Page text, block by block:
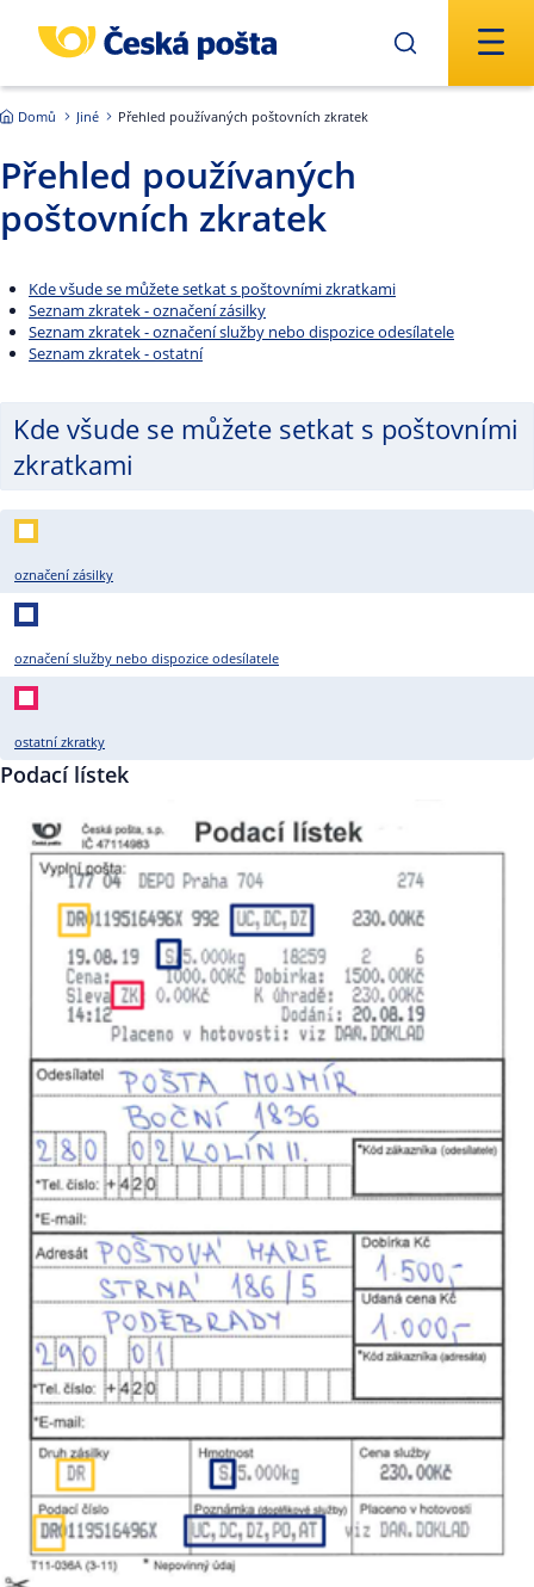
Domů Jiné Přehled používaných poštovních zkratek
Přehled používaných
poštovních zkratek
Kde všude se můžete setkat s poštovními zkratkami
Seznam zkratek - označení zásilky
Seznam zkratek - označení služby nebo dispozice odesílatele
Seznam zkratek - ostatní
Kde všude se můžete setkat s poštovními
zkratkami
označení zásilky
označení služby nebo dispozice odesílatele
ostatní zkratky
Podací lístek